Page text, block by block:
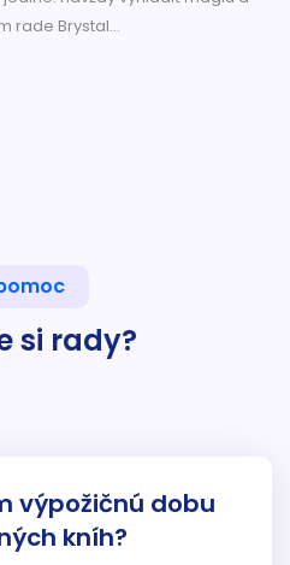
rade Brystal...
si rady?
výpožičnú dobu
kníh?